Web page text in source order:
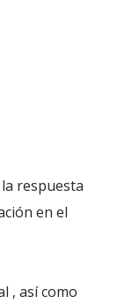
respuesta
en el
, así como